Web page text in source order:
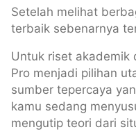
Setelah melihat
terbaik sebenarnya
Untuk riset akademik
Pro menjadi pilihan
sumber tepercaya
kamu sedang
mengutip teori dari